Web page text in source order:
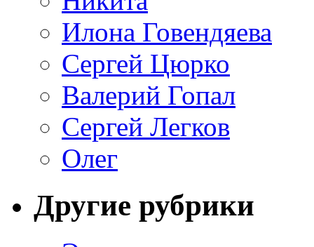
Илона Говендяева
Сергей Цюрко
Валерий Гопал
Сергей Легков
Олег
Другие рубрики